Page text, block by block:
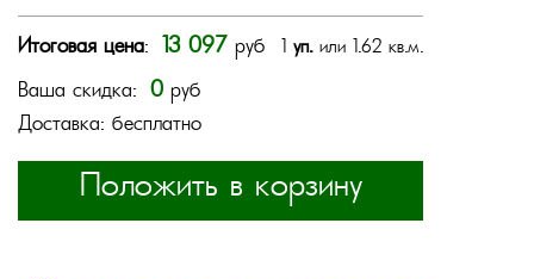
Итоговая цена: 13 097 руб 1 уп.или 1.62 кв.м.
Ваша скидка: 0 руб
Доставка: бесплатно
Положить в корзину